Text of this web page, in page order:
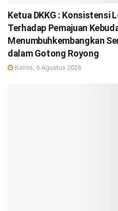
Ketua DKKG : Konsistensi
Terhadap Pemajuan
Menumbuhkembangkan
dalam Gotong Royong
Kamis, 6 Agustus 2026